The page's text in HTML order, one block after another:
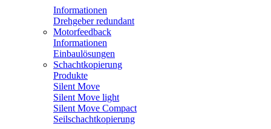
Informationen
Drehgeber redundant
Motorfeedback
Informationen
Einbaulösungen
Schachtkopierung
Produkte
Silent Move
Silent Move light
Silent Move Compact
Seilschachtkopierung